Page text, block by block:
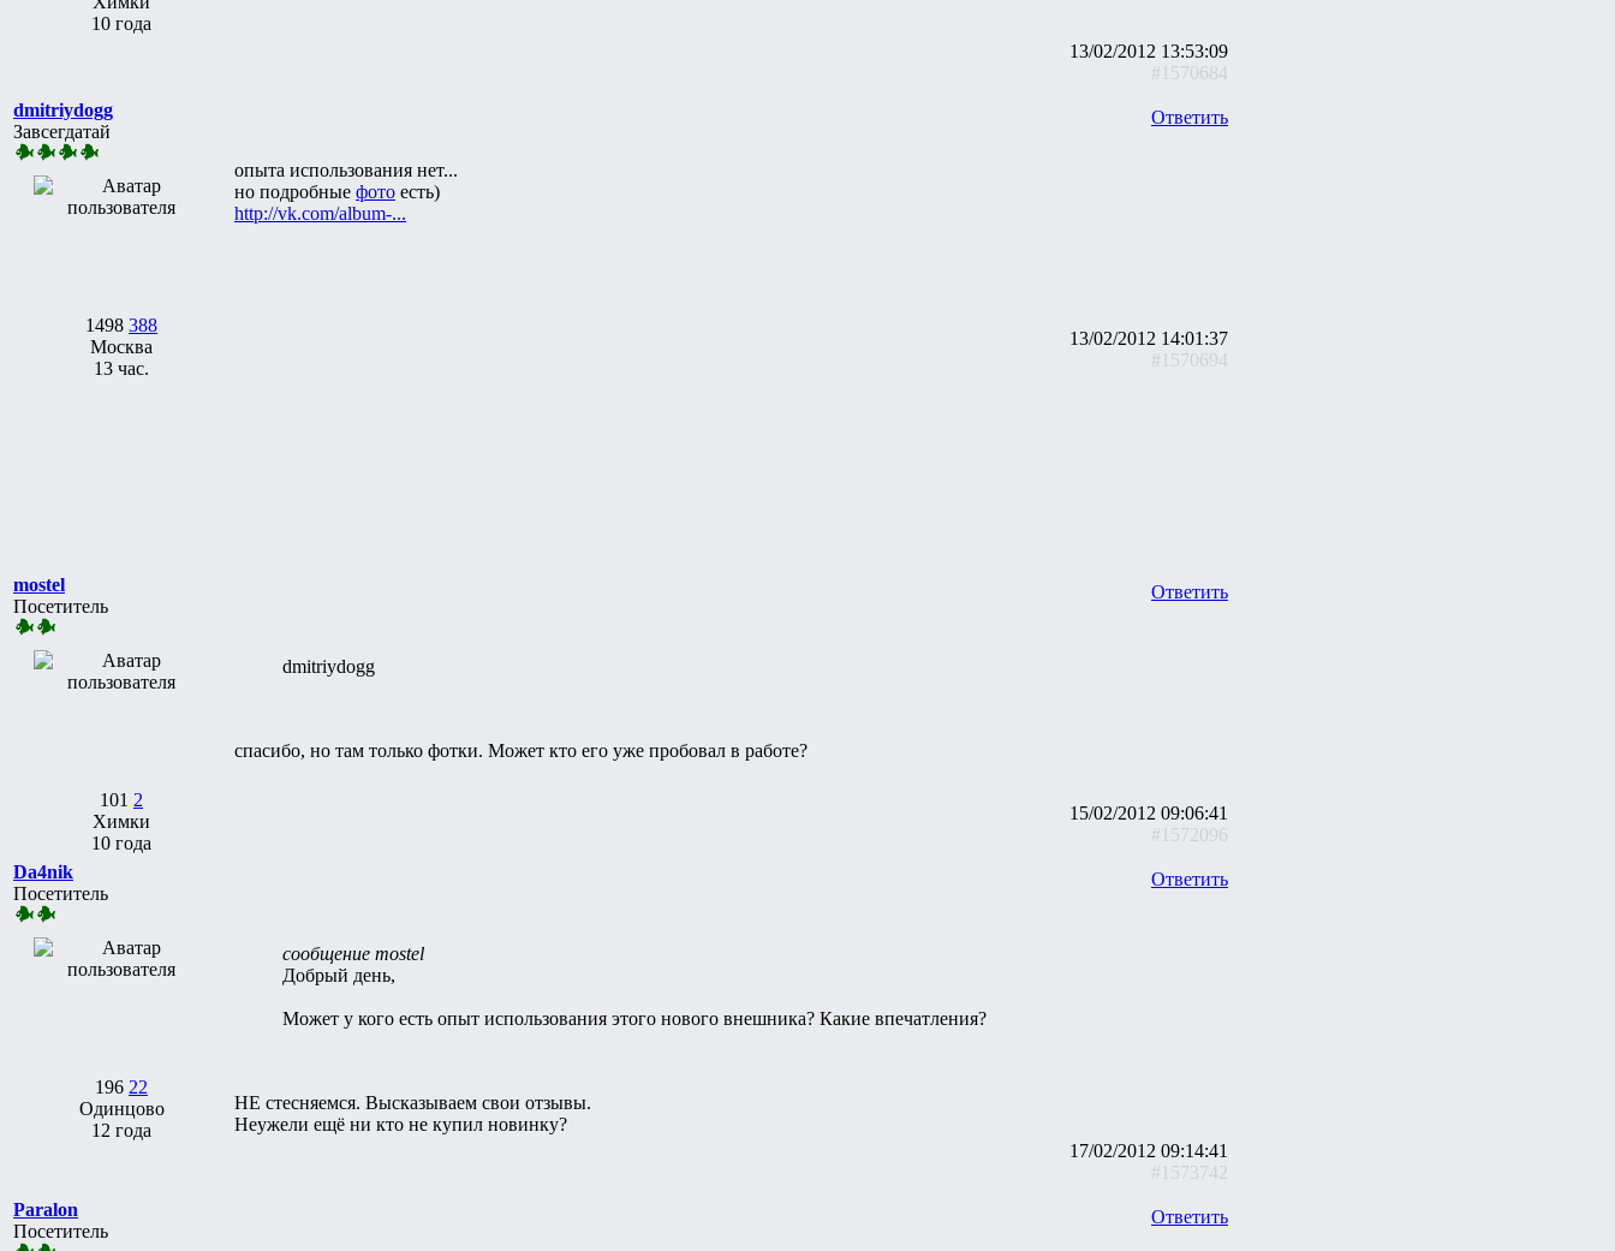
10 года
13/02/2012 13:53:09
#1570684
dmitriydogg
Завсегдатай
1498 388
Москва
13 час.
Ответить
опыта использования нет...
но подробные фото есть)
http://vk.com/album-...
13/02/2012 14:01:37
#1570694
mostel
Посетитель
101 2
Химки
10 года
Ответить
dmitriydogg
спасибо, но там только фотки. Может кто его уже пробовал в работе?
15/02/2012 09:06:41
#1572096
Da4nik
Посетитель
196 22
Одинцово
12 года
Ответить
сообщение mostel
Добрый день,
Может у кого есть опыт использования этого нового внешника? Какие впечатления?
НЕ стесняемся. Высказываем свои отзывы.
Неужели ещё ни кто не купил новинку?
17/02/2012 09:14:41
#1573742
Paralon
Посетитель
Ответить